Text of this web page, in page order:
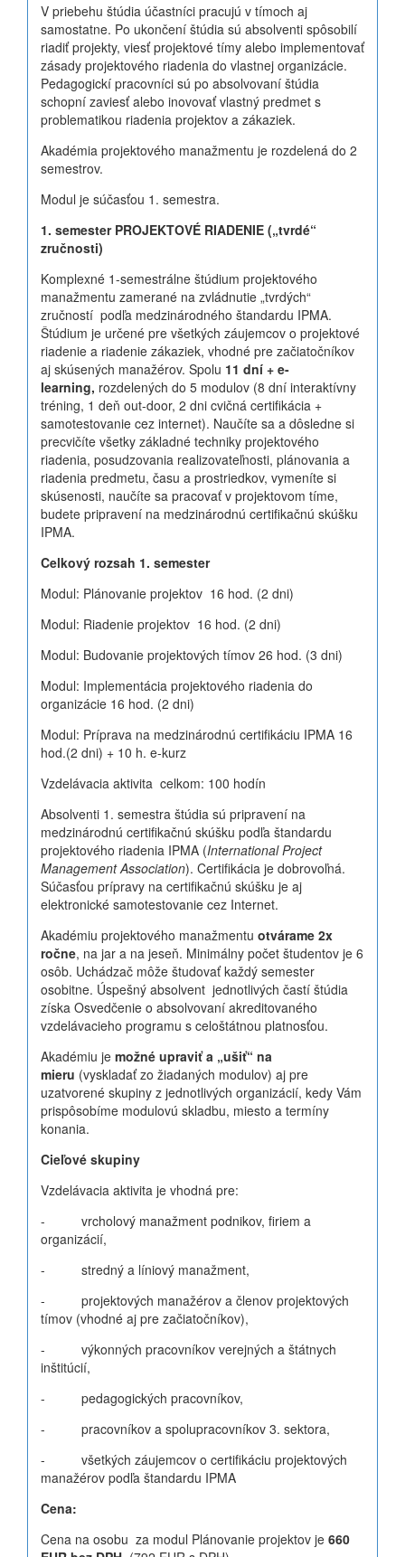
V priebehu štúdia účastníci pracujú v tímoch aj
samostatne. Po ukončení štúdia sú absolventi spôsobilí
riadiť projekty, viesť projektové tímy alebo implementovať
zásady projektového riadenia do vlastnej organizácie.
Pedagogickí pracovníci sú po absolvovaní štúdia
schopní zaviesť alebo inovovať vlastný predmet s
problematikou riadenia projektov a zákaziek.
Akadémia projektového manažmentu je rozdelená do 2
semestrov.
Modul je súčasťou 1. semestra.
1. semester PROJEKTOVÉ RIADENIE („tvrdé“
zručnosti)
Komplexné 1-semestrálne štúdium projektového
manažmentu zamerané na zvládnutie „tvrdých“
zručností podľa medzinárodného štandardu IPMA.
Štúdium je určené pre všetkých záujemcov o projektové
riadenie a riadenie zákaziek, vhodné pre začiatočníkov
aj skúsených manažérov. Spolu 11 dní + e-
learning, rozdelených do 5 modulov (8 dní interaktívny
tréning, 1 deň out-door, 2 dni cvičná certifikácia +
samotestovanie cez internet). Naučíte sa a dôsledne si
precvičíte všetky základné techniky projektového
riadenia, posudzovania realizovateľnosti, plánovania a
riadenia predmetu, času a prostriedkov, vymeníte si
skúsenosti, naučíte sa pracovať v projektovom tíme,
budete pripravení na medzinárodnú certifikačnú skúšku
IPMA.
Celkový rozsah 1. semester
Modul: Plánovanie projektov 16 hod. (2 dni)
Modul: Riadenie projektov 16 hod. (2 dni)
Modul: Budovanie projektových tímov 26 hod. (3 dni)
Modul: Implementácia projektového riadenia do
organizácie 16 hod. (2 dni)
Modul: Príprava na medzinárodnú certifikáciu IPMA 16
hod.(2 dni) + 10 h. e-kurz
Vzdelávacia aktivita celkom: 100 hodín
Absolventi 1. semestra štúdia sú pripravení na
medzinárodnú certifikačnú skúšku podľa štandardu
projektového riadenia IPMA (International Project
Management Association). Certifikácia je dobrovoľná.
Súčasťou prípravy na certifikačnú skúšku je aj
elektronické samotestovanie cez Internet.
Akadémiu projektového manažmentu otvárame 2x
ročne, na jar a na jeseň. Minimálny počet študentov je 6
osôb. Uchádzač môže študovať každý semester
osobitne. Úspešný absolvent jednotlivých častí štúdia
získa Osvedčenie o absolvovaní akreditovaného
vzdelávacieho programu s celoštátnou platnosťou.
Akadémiu je možné upraviť a „ušiť“ na
mieru (vyskladať zo žiadaných modulov) aj pre
uzatvorené skupiny z jednotlivých organizácií, kedy Vám
prispôsobíme modulovú skladbu, miesto a termíny
konania.
Cieľové skupiny
Vzdelávacia aktivita je vhodná pre:
- vrcholový manažment podnikov, firiem a
organizácií,
- stredný a líniový manažment,
- projektových manažérov a členov projektových
tímov (vhodné aj pre začiatočníkov),
- výkonných pracovníkov verejných a štátnych
inštitúcií,
- pedagogických pracovníkov,
- pracovníkov a spolupracovníkov 3. sektora,
- všetkých záujemcov o certifikáciu projektových
manažérov podľa štandardu IPMA
Cena:
Cena na osobu za modul Plánovanie projektov je 660